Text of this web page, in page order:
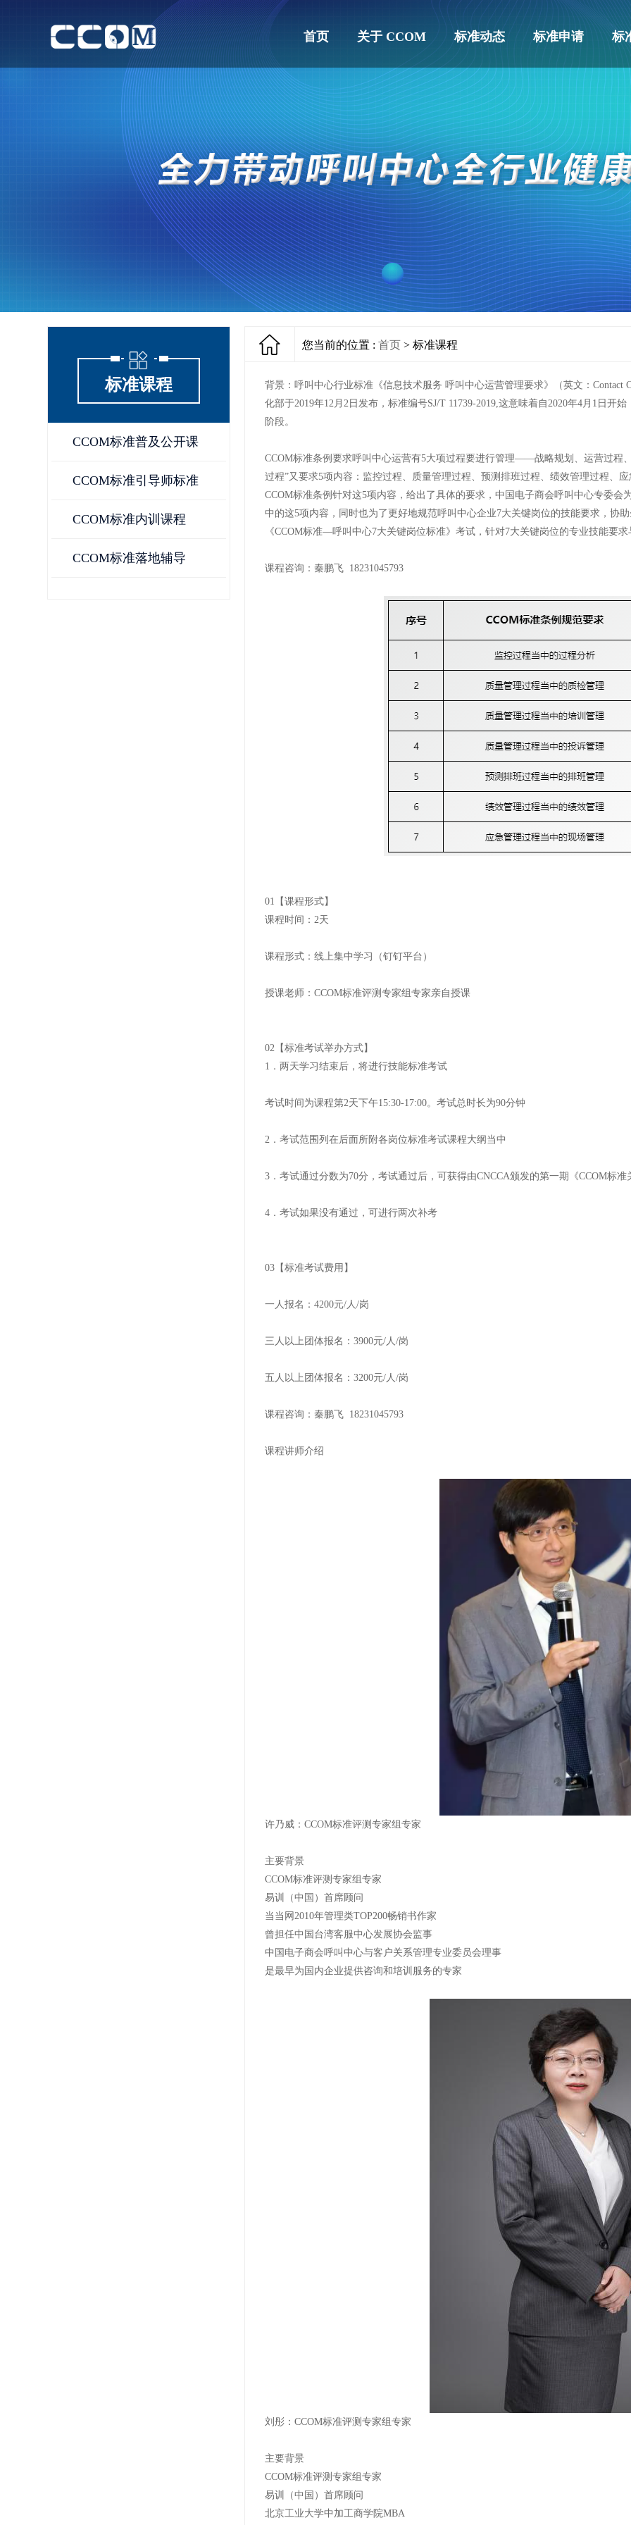
首页 关于 CCOM 标准动态 标准申请 标
标准课程
CCOM标准普及公开课
CCOM标准引导师标准
CCOM标准内训课程
CCOM标准落地辅导
您当前的位置 :首页 > 标准课程
背景：呼叫中心行业标准《信息技术服务 呼叫中心运营管理要求》（英文：Contact
化部于2019年12月2日发布，标准编号SJ/T 11739-2019,这意味着自2020年4月1日开
阶段。
CCOM标准条例要求呼叫中心运营有5大项过程要进行管理——战略规划、运营过程
过程”又要求5项内容：监控过程、质量管理过程、预测排班过程、绩效管理过程、应
CCOM标准条例针对这5项内容，给出了具体的要求，中国电子商会呼叫中心专委会
中的这5项内容，同时也为了更好地规范呼叫中心企业7大关键岗位的技能要求，协
《CCOM标准—呼叫中心7大关键岗位标准》考试，针对7大关键岗位的专业技能要
课程咨询：秦鹏飞 18231045793
01【课程形式】
课程时间：2天
课程形式：线上集中学习（钉钉平台）
授课老师：CCOM标准评测专家组专家亲自授课
02【标准考试举办方式】
1．两天学习结束后，将进行技能标准考试
考试时间为课程第2天下午15:30-17:00。考试总时长为90分钟
2．考试范围列在后面所附各岗位标准考试课程大纲当中
3．考试通过分数为70分，考试通过后，可获得由CNCCA颁发的第一期《CCOM标准
4．考试如果没有通过，可进行两次补考
03【标准考试费用】
一人报名：4200元/人/岗
三人以上团体报名：3900元/人/岗
五人以上团体报名：3200元/人/岗
课程咨询：秦鹏飞 18231045793
课程讲师介绍
许乃威：CCOM标准评测专家组专家
主要背景
CCOM标准评测专家组专家
易训（中国）首席顾问
当当网2010年管理类TOP200畅销书作家
曾担任中国台湾客服中心发展协会监事
中国电子商会呼叫中心与客户关系管理专业委员会理事
是最早为国内企业提供咨询和培训服务的专家
刘彤：CCOM标准评测专家组专家
主要背景
CCOM标准评测专家组专家
易训（中国）首席顾问
北京工业大学中加工商学院MBA